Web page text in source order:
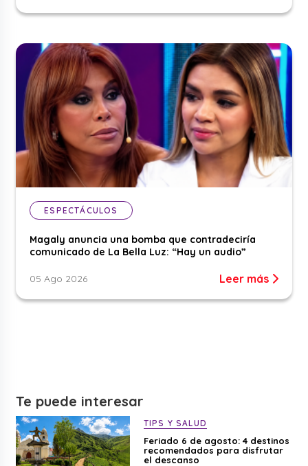
ESPECTÁCULOS
Magaly anuncia una bomba que contradeciría
comunicado de La Bella Luz: “Hay un audio”
05 Ago 2026 Leer más
Te puede interesar
TIPS Y SALUD
Feriado 6 de agosto: 4 destinos
recomendados para disfrutar
el descanso